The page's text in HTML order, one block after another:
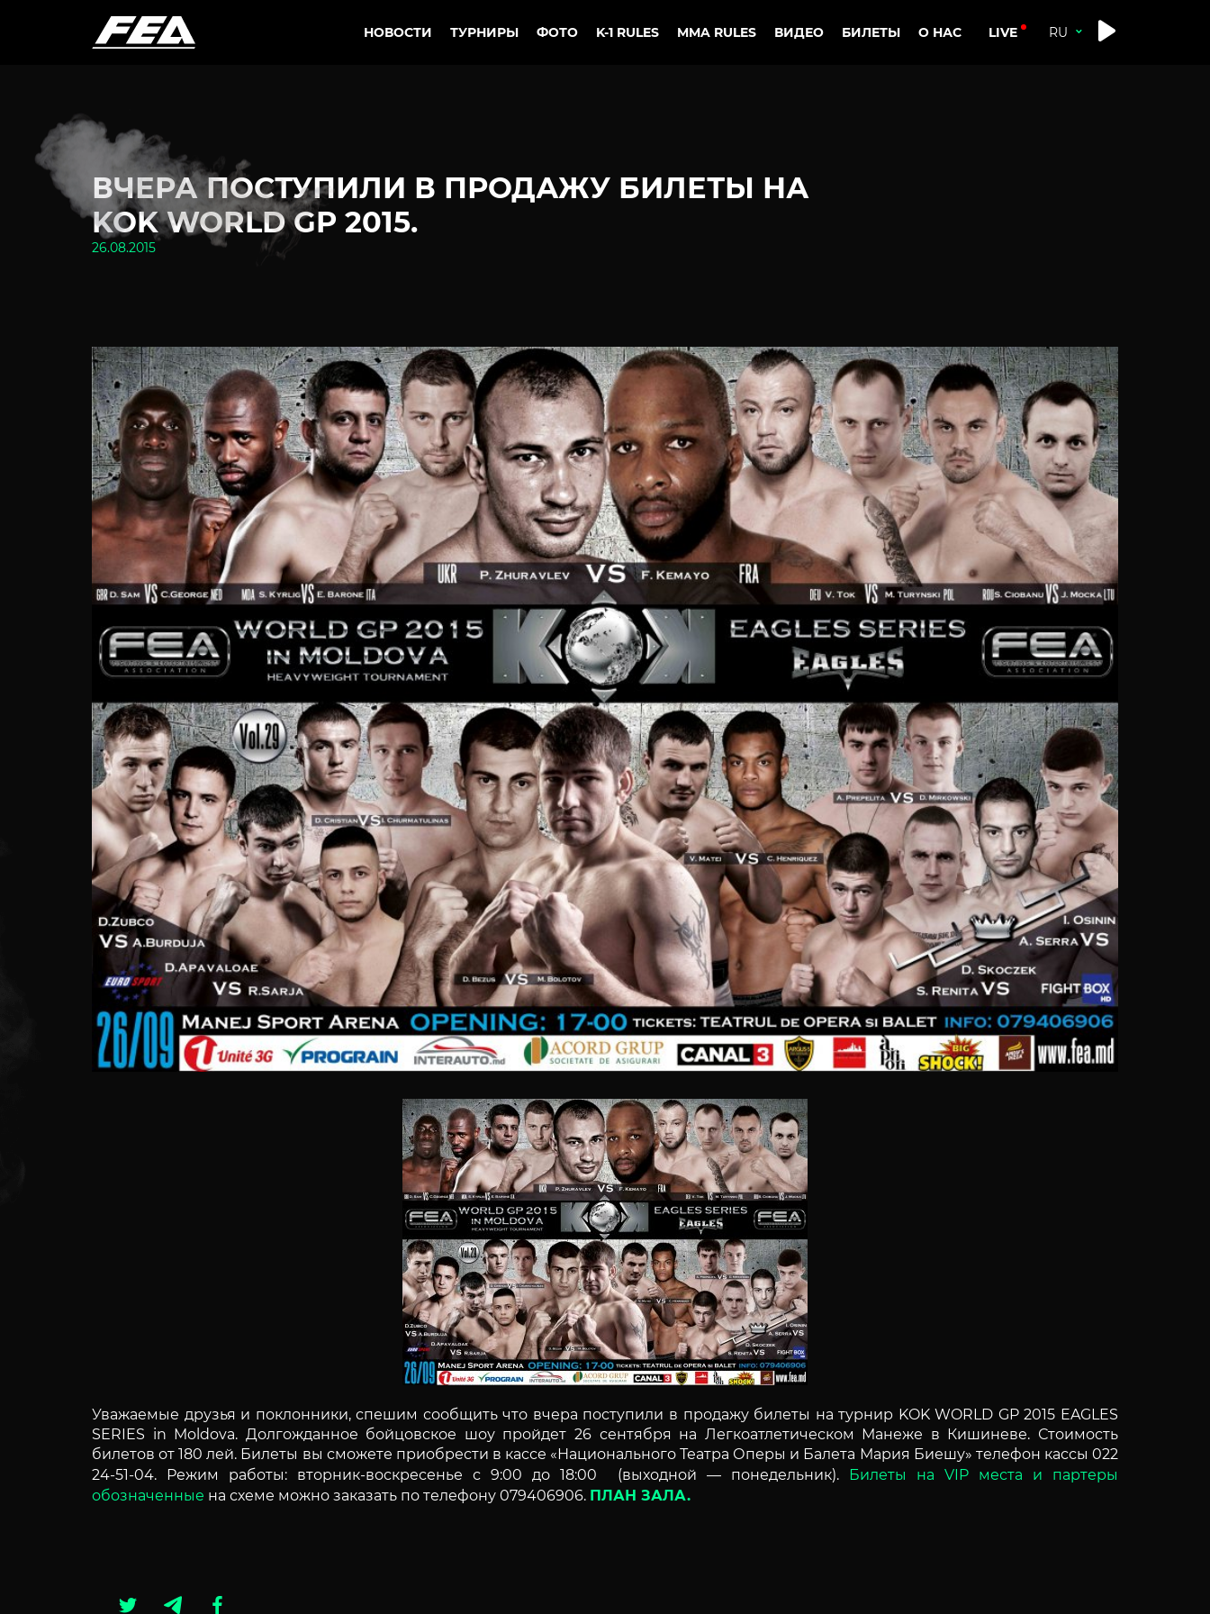
НОВОСТИ ТУРНИРЫ ФОТО K-1 RULES MMA RULES ВИДЕО БИЛЕТЫ О НАС LIVE
ВЧЕРА ПОСТУПИЛИ В ПРОДАЖУ БИЛЕТЫ НА
KOK WORLD GP 2015.
26.08.2015
Уважаемые друзья и поклонники, спешим сообщить что вчера поступили в продажу билеты на турнир KOK WORLD GP 2015 EAGLES
SERIES in Moldova. Долгожданное бойцовское шоу пройдет 26 сентября на Легкоатлетическом Манеже в Кишиневе. Стоимость
билетов от 180 лей. Билеты вы сможете приобрести в кассе «Национального Театра Оперы и Балета Мария Биешу» телефон кассы 022
24-51-04. Режим работы: вторник-воскресенье с 9:00 до 18:00 (выходной — понедельник).Билеты на VIP места и партеры
обозначенные на схеме можно заказать по телефону 079406906. ПЛАН ЗАЛА.